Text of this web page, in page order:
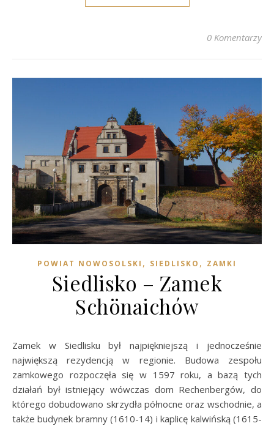
0 Komentarzy
POWIAT NOWOSOLSKI , SIEDLISKO , ZAMKI
Siedlisko – Zamek
Schönaichów
Zamek w Siedlisku był najpiękniejszą i jednocześnie
największą rezydencją w regionie. Budowa zespołu
zamkowego rozpoczęła się w 1597 roku, a bazą tych
działań był istniejący wówczas dom Rechenbergów, do
którego dobudowano skrzydła północne oraz wschodnie, a
także budynek bramny (1610-14) i kaplicę kalwińską (1615-